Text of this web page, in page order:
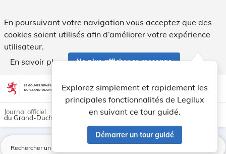
En poursuivant votre navigation vous acceptez que des
cookies soient utilisés afin d’améliorer votre expérience
utilisateur.
En savoir plus
Ne plus afficher ce message
Aller au contenu account_circle help Aide
Explorez simplement et rapidement les
principales fonctionnalités de Legilux
en suivant ce tour guidé.
Démarrer un tour guidé
light_mode dark_mode
Journal officiel
du Grand-Duché de Luxembourg